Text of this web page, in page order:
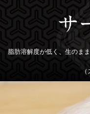
脂肪溶解度が低く、生のま